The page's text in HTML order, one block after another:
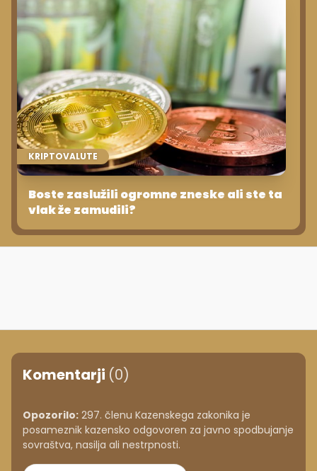
KRIPTOVALUTE
Boste zaslužili ogromne zneske ali ste ta
vlak že zamudili?
Komentarji (0)
Opozorilo: 297. členu Kazenskega zakonika je
posameznik kazensko odgovoren za javno spodbujanje
sovraštva, nasilja ali nestrpnosti.